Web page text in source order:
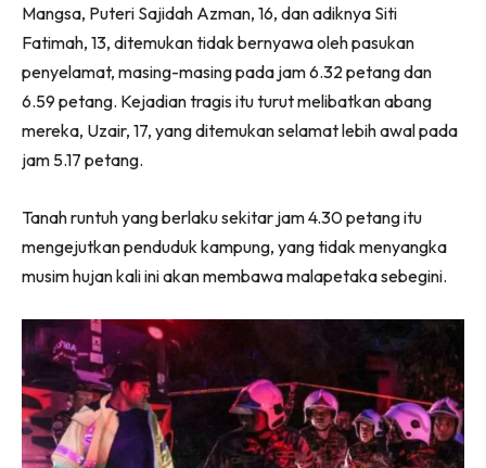
Mangsa, Puteri Sajidah Azman, 16, dan adiknya Siti
Fatimah, 13, ditemukan tidak bernyawa oleh pasukan
penyelamat, masing-masing pada jam 6.32 petang dan
6.59 petang. Kejadian tragis itu turut melibatkan abang
mereka, Uzair, 17, yang ditemukan selamat lebih awal pada
jam 5.17 petang.
Tanah runtuh yang berlaku sekitar jam 4.30 petang itu
mengejutkan penduduk kampung, yang tidak menyangka
musim hujan kali ini akan membawa malapetaka sebegini.